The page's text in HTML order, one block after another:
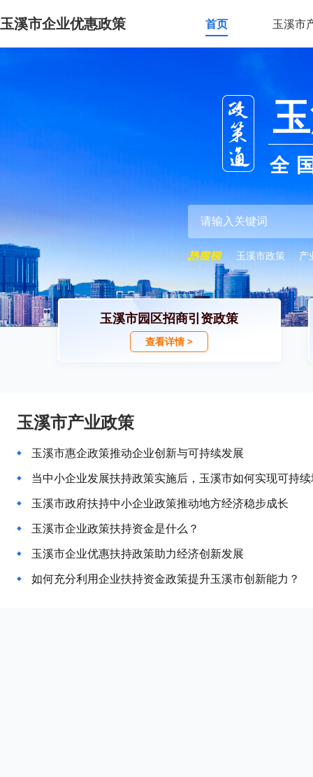
玉溪市企业优惠政策 首页 玉溪市
全
玉溪市政策 产
玉溪市园区招商引资政策
查看详情 >
玉溪市产业政策
玉溪市惠企政策推动企业创新与可持续发展
当中小企业发展扶持政策实施后，玉溪市如何实现可持
玉溪市政府扶持中小企业政策推动地方经济稳步成长
玉溪市企业政策扶持资金是什么？
玉溪市企业优惠扶持政策助力经济创新发展
如何充分利用企业扶持资金政策提升玉溪市创新能力？